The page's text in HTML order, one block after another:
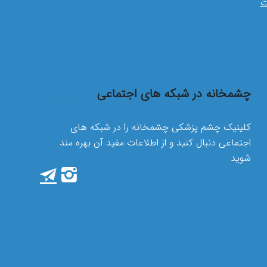
چشمخانه در شبکه های اجتماعی
کلینیک چشم پزشکی چشمخانه را در شبکه های
اجتماعی دنبال کنید و از اطلاعات مفید آن بهره مند
شوید